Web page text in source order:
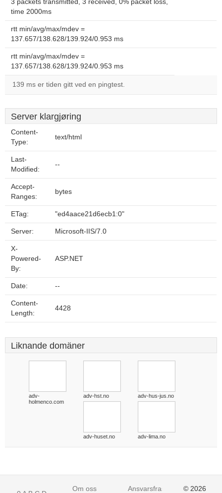
3 packets transmitted, 3 received, 0% packet loss,
time 2000ms
rtt min/avg/max/mdev =
137.657/138.628/139.924/0.953 ms
rtt min/avg/max/mdev =
137.657/138.628/139.924/0.953 ms
139 ms er tiden gitt ved en pingtest.
Server klargjøring
Content-
Type:
text/html
Last-
Modified:
--
Accept-
Ranges:
bytes
ETag: "ed4aace21d6ecb1:0"
Server: Microsoft-IIS/7.0
X-
Powered-
By:
ASP.NET
Date: --
Content-
Length:
4428
Liknande domäner
adv-
holmenco.com
adv-hst.no adv-hus-jus.no
adv-huset.no adv-lima.no
Om oss Ansvarsfraskrivelse© 2026